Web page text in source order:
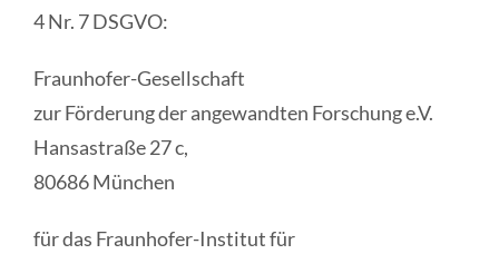
4 Nr. 7 DSGVO:
Fraunhofer-Gesellschaft
zur Förderung der angewandten Forschung e.V.
Hansastraße 27 c,
80686 München
für das Fraunhofer-Institut für